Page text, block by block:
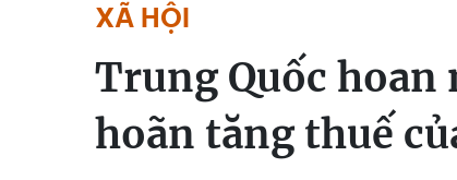
XÃ HỘI
Trung Quốc
hoãn tăng thuế